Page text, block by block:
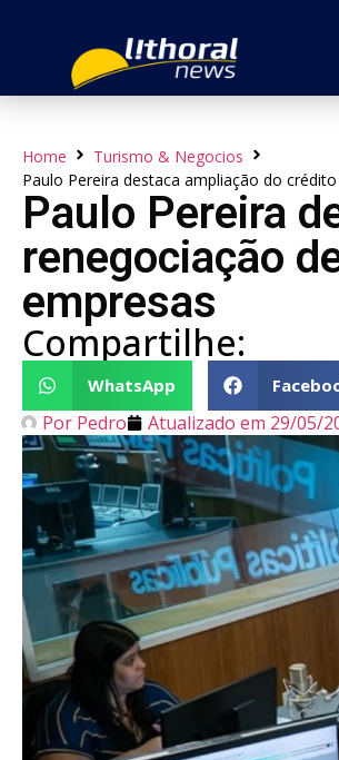
Home
Turismo & Negocios
Paulo Pereira destaca ampliação do
Paulo Pereira
renegociação
empresas
Compartilhe:
WhatsApp
Por Pedro Atualizado em 29/05/